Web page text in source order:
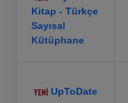
Kitap - Türkçe
Sayısal
Kütüphane
UpToDate